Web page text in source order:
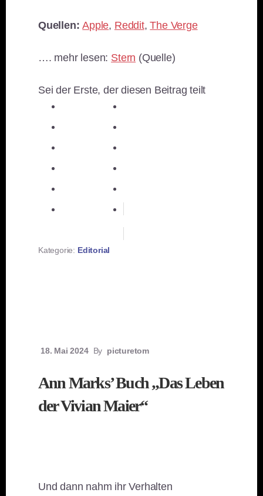
Quellen:Apple, Reddit,The Verge
…. mehr lesen: Stern (Quelle)
Sei der Erste, der diesen Beitrag teilt
Kategorie: Editorial
18. Mai 2024 By picturetom
Ann Marks’ Buch „Das Leben
der Vivian Maier“
Und dann nahm ihr Verhalten